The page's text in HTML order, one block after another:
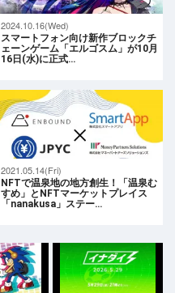
2024.10.16(Wed)
スマートフォン向け新作ブロックチ
ェーンゲーム「エルゴスム」が10月
16日(水)に正式…
2021.05.14(Fri)
NFTで温泉地の地方創生！「温泉む
すめ」とNFTマーケットプレイス
「nanakusa」ステー…